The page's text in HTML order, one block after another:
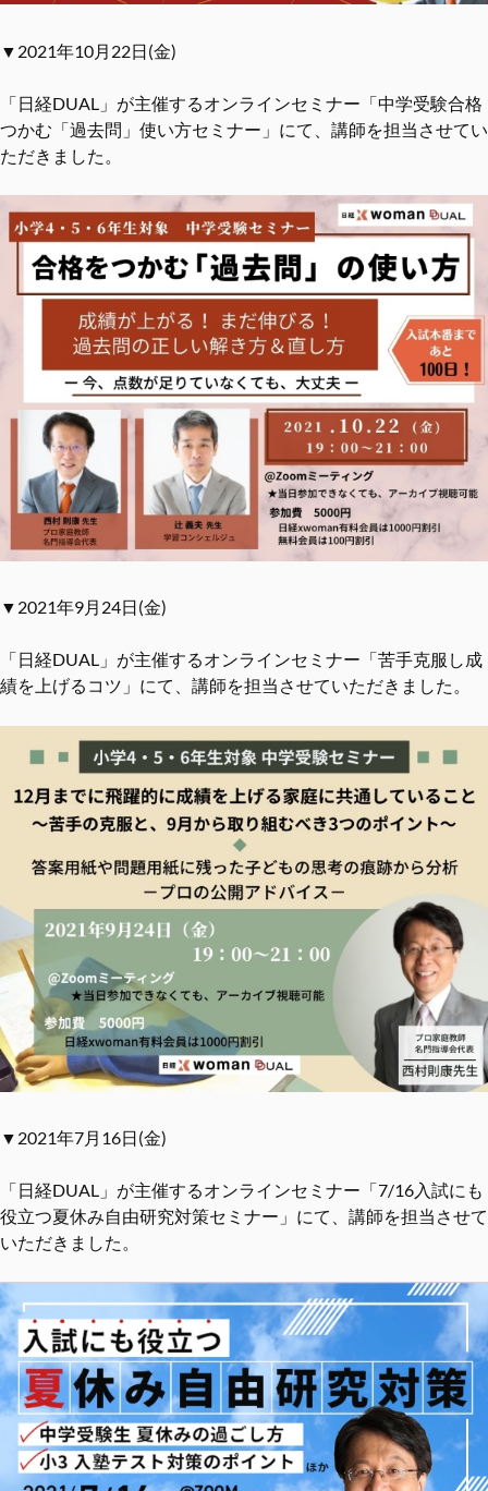
▼2021年10月22日(金)
「日経DUAL」が主催するオンラインセミナー「中学受験合格
つかむ「過去問」使い方セミナー」にて、講師を担当させてい
ただきました。
▼2021年9月24日(金)
「日経DUAL」が主催するオンラインセミナー「苦手克服し成
績を上げるコツ」にて、講師を担当させていただきました。
▼2021年7月16日(金)
「日経DUAL」が主催するオンラインセミナー「7/16入試にも
役立つ夏休み自由研究対策セミナー」にて、講師を担当させて
いただきました。